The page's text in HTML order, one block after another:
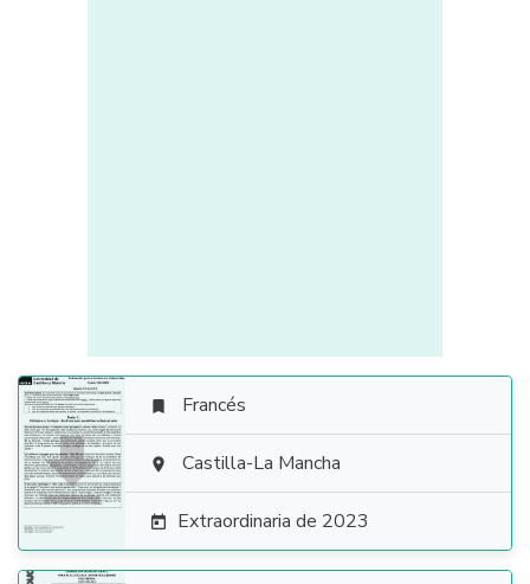

 Francés
 Castilla-La Mancha
 Extraordinaria de 2023